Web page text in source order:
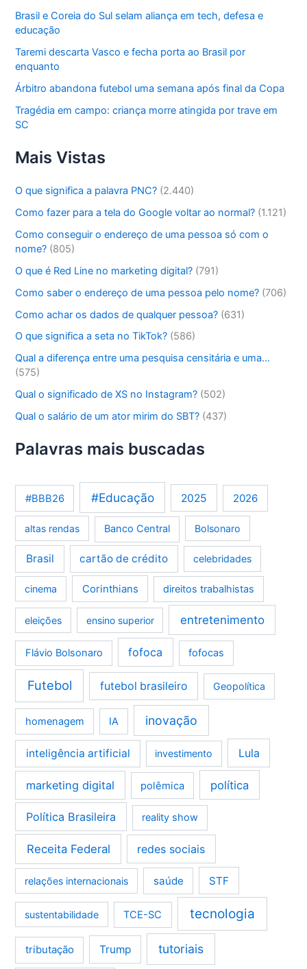
Brasil e Coreia do Sul selam aliança em tech, defesa e
educação
Taremi descarta Vasco e fecha porta ao Brasil por
enquanto
Árbitro abandona futebol uma semana após final da Copa
Tragédia em campo: criança morre atingida por trave em
SC
Mais Vistas
O que significa a palavra PNC? (2.440)
Como fazer para a tela do Google voltar ao normal? (1.121)
Como conseguir o endereço de uma pessoa só com o
nome? (805)
O que é Red Line no marketing digital? (791)
Como saber o endereço de uma pessoa pelo nome? (706)
Como achar os dados de qualquer pessoa? (631)
O que significa a seta no TikTok? (586)
Qual a diferença entre uma pesquisa censitária e uma…
(575)
Qual o significado de XS no Instagram? (502)
Qual o salário de um ator mirim do SBT? (437)
Palavras mais buscadas
#BBB26 #Educação 2025 2026
altas rendas Banco Central Bolsonaro
Brasil cartão de crédito celebridades
cinema Corinthians direitos trabalhistas
eleições ensino superior entretenimento
Flávio Bolsonaro fofoca fofocas
Futebol futebol brasileiro Geopolítica
homenagem IA inovação
inteligência artificial investimento Lula
marketing digital polêmica política
Política Brasileira reality show
Receita Federal redes sociais
relações internacionais saúde STF
sustentabilidade TCE-SC tecnologia
tributação Trump tutoriais